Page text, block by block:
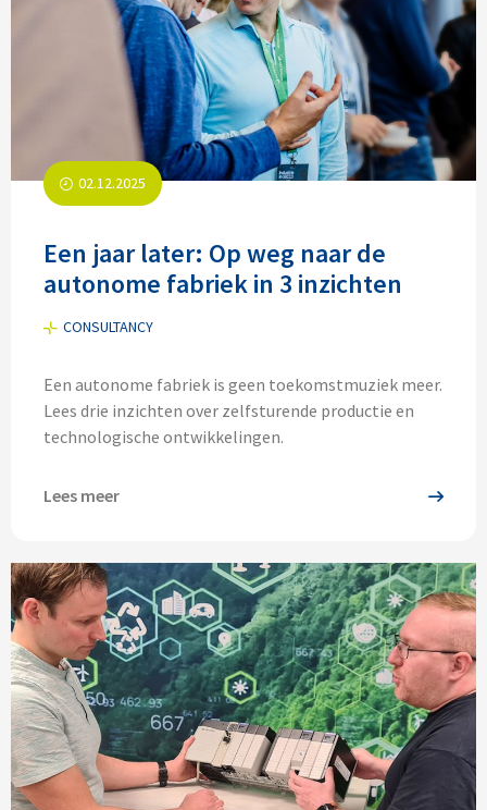
02.12.2025
Een jaar later: Op weg naar de
autonome fabriek in 3 inzichten
CONSULTANCY
Een autonome fabriek is geen toekomstmuziek meer.
Lees drie inzichten over zelfsturende productie en
technologische ontwikkelingen.
Lees meer